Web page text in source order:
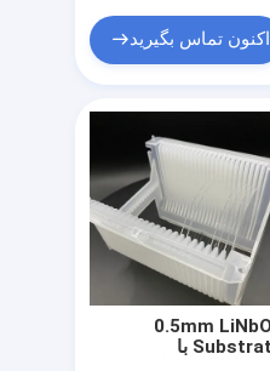
اکنون تماس بگیرید
0.5mm LiNbO3
Substrate با